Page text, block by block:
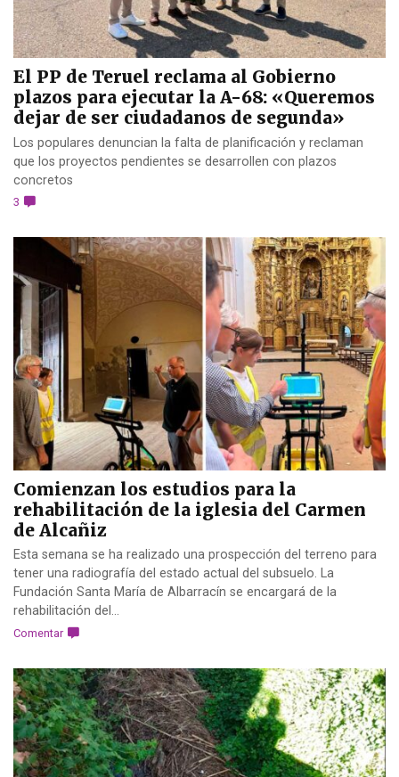
El PP de Teruel reclama al Gobierno
plazos para ejecutar la A-68: «Queremos
dejar de ser ciudadanos de segunda»
Los populares denuncian la falta de planificación y reclaman
que los proyectos pendientes se desarrollen con plazos
concretos
3
Comienzan los estudios para la
rehabilitación de la iglesia del Carmen
de Alcañiz
Esta semana se ha realizado una prospección del terreno para
tener una radiografía del estado actual del subsuelo. La
Fundación Santa María de Albarracín se encargará de la
rehabilitación del...
Comentar